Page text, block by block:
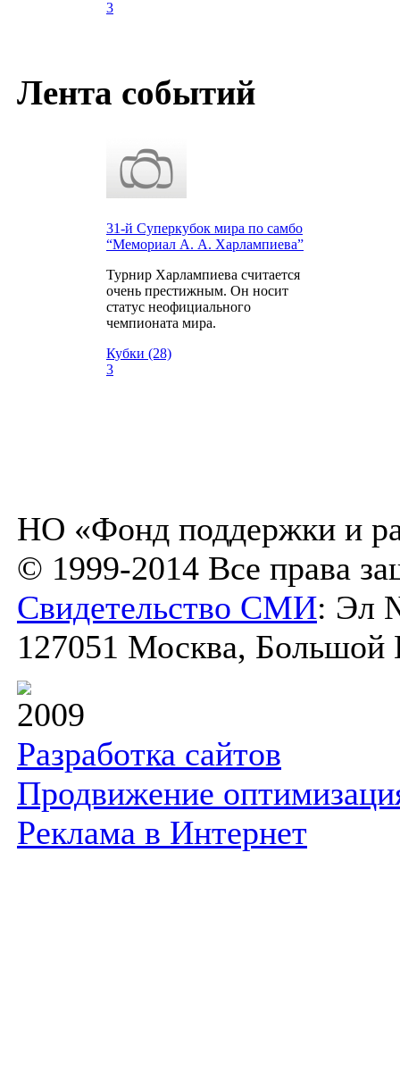
3
Лента событий
31-й Суперкубок мира по самбо
“Мемориал А. А. Харлампиева”
Турнир Харлампиева считается
очень престижным. Он носит
статус неофициального
чемпионата мира.
Кубки (28)
3
НО «Фонд поддержки и
© 1999-2014 Все права
Свидетельство СМИ: Эл
127051 Москва, Большой
2009
Разработка сайтов
Продвижение
Реклама в Интернет